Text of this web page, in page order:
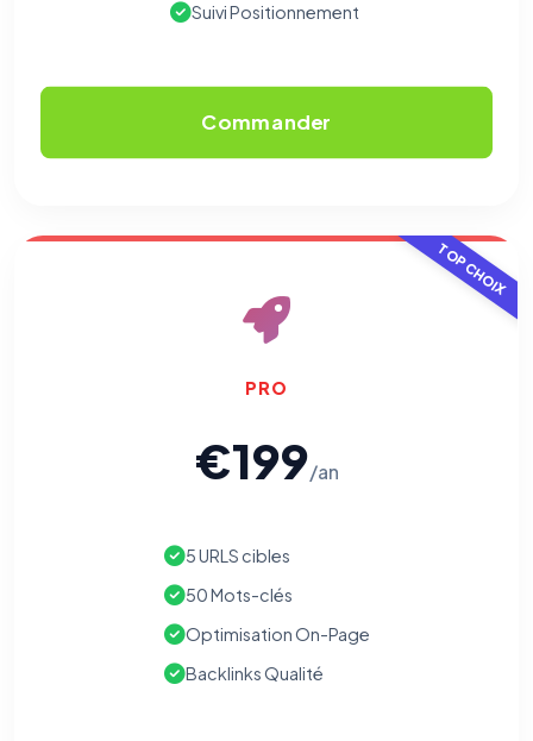
Suivi Positionnement
Commander
TOP CHOIX
PRO
€199/an
5 URLS cibles
50 Mots-clés
Optimisation On-Page
Backlinks Qualité
Cookies essentiels
Nécessaires au fonctionnement du site : session, sécurité,
mémorisation de vos choix de consentement. Ils ne
peuvent pas être désactivés.
Cookies analytiques